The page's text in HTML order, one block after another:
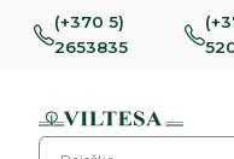
(+370 5)
2653835